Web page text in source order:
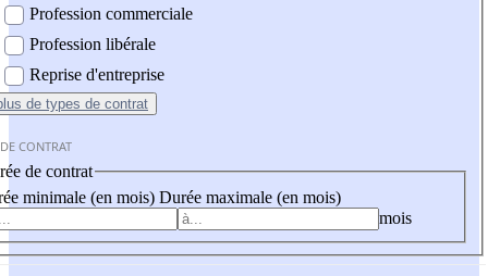
Profession commerciale
Profession libérale
Reprise d'entreprise
de types de contrat
CONTRAT
de contrat
minimale (en mois) Durée maximale (en mois)
mois